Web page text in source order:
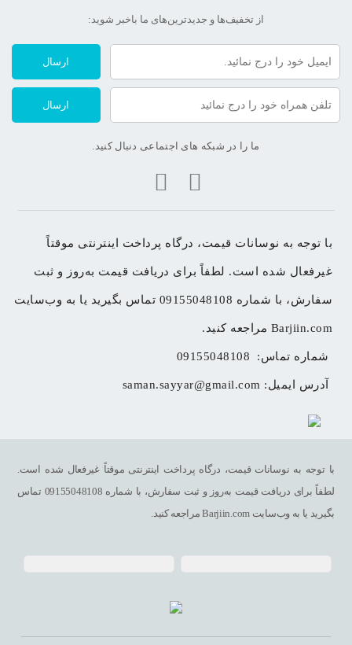
از تخفیف‌ها و جدیدترین‌های ما‌ باخبر شوید:
ارسال
ارسال
ما را در شبکه های اجتماعی دنبال کنید.
Barjiin.com مراجعه کنید.
شماره تماس: 09155048108
آدرس ایمیل: saman.sayyar@gmail.com
با توجه به نوسانات قیمت، درگاه پرداخت اینترنتی موقتاً غیرفعال شده است.
لطفاً برای دریافت قیمت به‌روز و ثبت سفارش، با شماره 09155048108 تماس
بگیرید یا به وب‌سایت Barjiin.com مراجعه کنید.